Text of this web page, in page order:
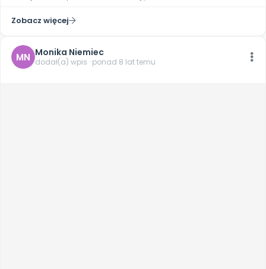
Zobacz więcej
MN Monika Niemiec
dodał(a) wpis · ponad 8 lat temu